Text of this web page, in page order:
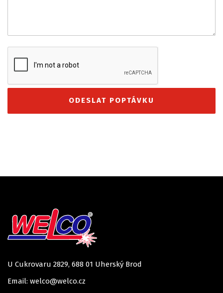
U Cukrovaru 2829, 688 01 Uherský Brod
Email: welco@welco.cz